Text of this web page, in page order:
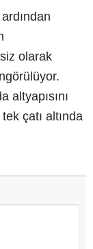
olarak
altyapısını
çatı altında